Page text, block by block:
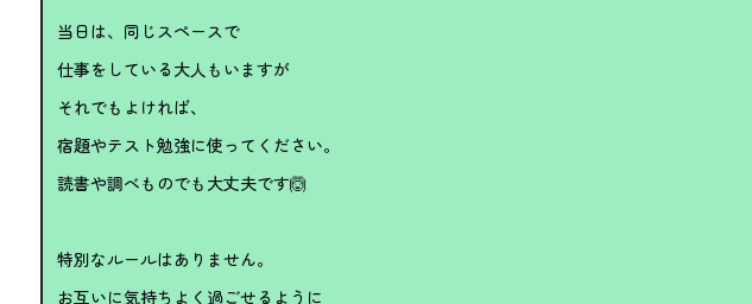
当日は、同じスペースで
仕事をしている大人もいますが
それでもよければ、
宿題やテスト勉強に使ってください。
読書や調べものでも大丈夫です🙆
特別なルールはありません。
お互いに気持ちよく過ごせるように